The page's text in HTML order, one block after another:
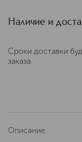
Наличие и
Сроки доставки
заказа
Описание